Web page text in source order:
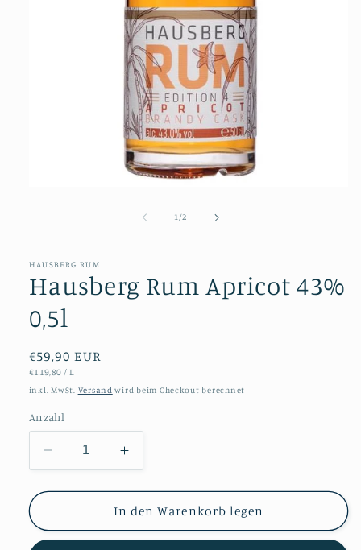
1/von
2
HAUSBERG RUM
Hausberg Rum Apricot 43%
0,5l
Normaler
Preis
€59,90 EUR
STÜCKPREIS
€119,80 / PRO
L
inkl. MwSt. Versand wird beim Checkout berechnet
Anzahl
Verringere
die
Menge
Hausberg
Erhöhe
die
Menge
für
Hausberg
In den Warenkorb legen